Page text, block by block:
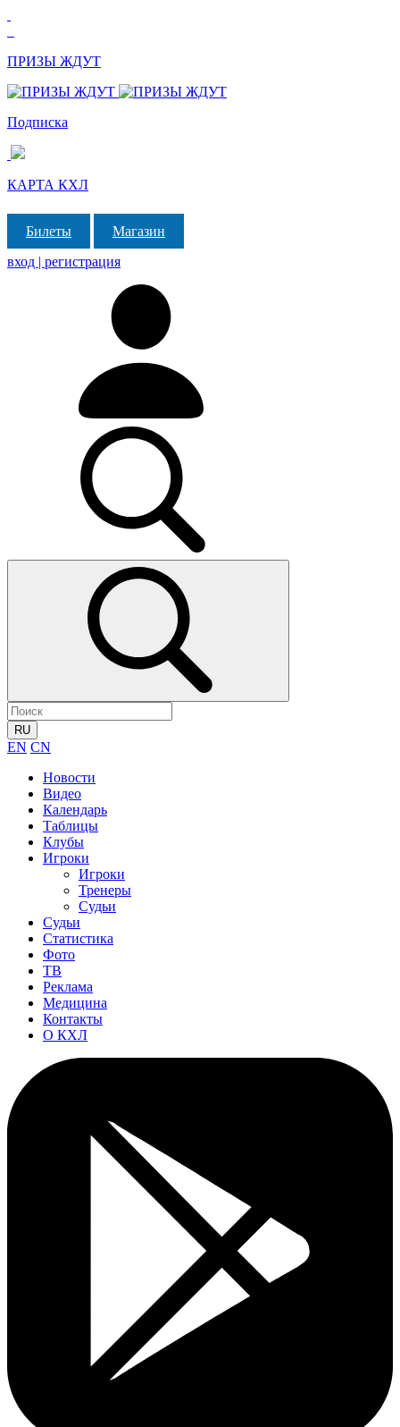
ПРИЗЫ ЖДУТ
Подписка
КАРТА КХЛ
Билеты
Магазин
вход | регистрация
RU
EN CN
Новости
Видео
Календарь
Таблицы
Клубы
Игроки
Игроки
Тренеры
Судьи
Судьи
Статистика
Фото
ТВ
Реклама
Медицина
Контакты
О КХЛ